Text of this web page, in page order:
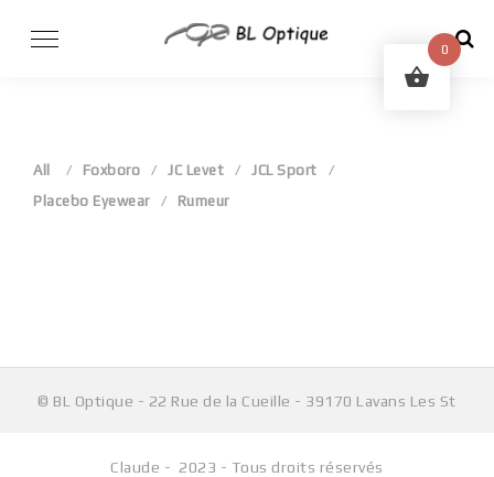
All Foxboro JC Levet
JCL Sport
Placebo Eyewear
Rumeur
© BL Optique - 22 Rue de la Cueille - 39170 Lavans Les St
Claude - 2023 - Tous droits réservés
0